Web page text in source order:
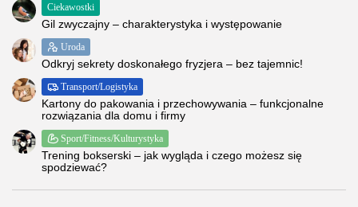
Ciekawostki
Gil zwyczajny – charakterystyka i występowanie
Uroda
Odkryj sekrety doskonałego fryzjera – bez tajemnic!
Transport/Logistyka
Kartony do pakowania i przechowywania – funkcjonalne
rozwiązania dla domu i firmy
Sport/Fitness/Kulturystyka
Trening bokserski – jak wygląda i czego możesz się
spodziewać?